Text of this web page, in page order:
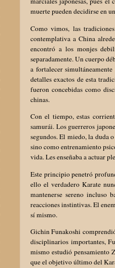
muerte pueden decidirse en
Como vimos, las
contemplativa a China
encontró a los monjes
separadamente. Un cuerpo
a fortalecer
detalles exactos de esta
fueron concebidas como
chinas.
Con el tiempo, estas
samurái. Los guerreros
segundos. El miedo, la duda
sino como entrenamiento
vida. Les enseñaba a actuar
Este principio penetró
ello el verdadero Karate
mantenerse sereno incluso
reacciones instintivas. El
sí mismo.
Gichin Funakoshi
disciplinarios importantes,
mismo estudió pensamiento
que el objetivo último del